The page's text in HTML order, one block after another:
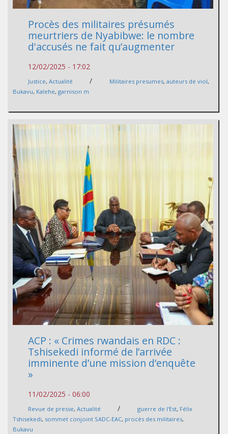
Procès des militaires présumés
meurtriers de Nyabibwe: le nombre
d'accusés ne fait qu’augmenter
12/02/2025 - 17:02
Justice, Actualité / Militaires presumes, auteurs de viol,
Bukavu, Kalehe, garnison m
ACP : « Crimes rwandais en RDC :
Tshisekedi informé de l’arrivée
imminente d’une mission d’enquête
»
11/02/2025 - 06:00
Revue de presse, Actualité / guerre de l'Est, Félix
Tshisekedi, sommet conjoint SADC-EAC, procès des militaires,
Bukavu